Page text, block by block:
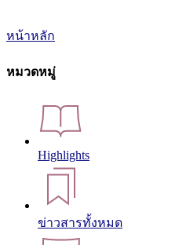
หน้าหลัก
หมวดหมู่
Highlights
ข่าวสารทั้งหมด